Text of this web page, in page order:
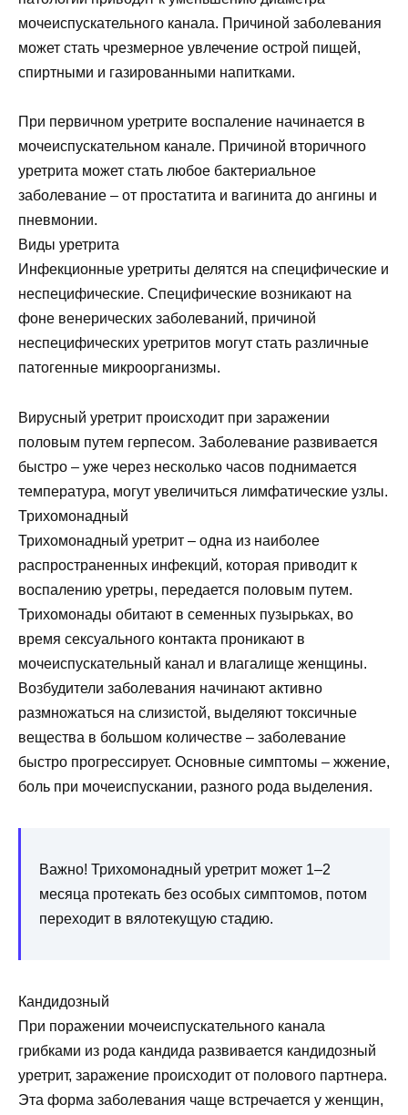
мочеиспускательного канала. Причиной заболевания
может стать чрезмерное увлечение острой пищей,
спиртными и газированными напитками.
При первичном уретрите воспаление начинается в
мочеиспускательном канале. Причиной вторичного
уретрита может стать любое бактериальное
заболевание – от простатита и вагинита до ангины и
пневмонии.
Виды уретрита
Инфекционные уретриты делятся на специфические и
неспецифические. Специфические возникают на
фоне венерических заболеваний, причиной
неспецифических уретритов могут стать различные
патогенные микроорганизмы.
Вирусный уретрит происходит при заражении
половым путем герпесом. Заболевание развивается
быстро – уже через несколько часов поднимается
температура, могут увеличиться лимфатические узлы.
Трихомонадный
Трихомонадный уретрит – одна из наиболее
распространенных инфекций, которая приводит к
воспалению уретры, передается половым путем.
Трихомонады обитают в семенных пузырьках, во
время сексуального контакта проникают в
мочеиспускательный канал и влагалище женщины.
Возбудители заболевания начинают активно
размножаться на слизистой, выделяют токсичные
вещества в большом количестве – заболевание
быстро прогрессирует. Основные симптомы – жжение,
боль при мочеиспускании, разного рода выделения.
Важно! Трихомонадный уретрит может 1–2
месяца протекать без особых симптомов, потом
переходит в вялотекущую стадию.
Кандидозный
При поражении мочеиспускательного канала
грибками из рода кандида развивается кандидозный
уретрит, заражение происходит от полового партнера.
Эта форма заболевания чаще встречается у женщин,